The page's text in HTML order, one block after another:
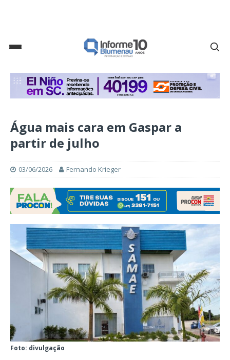
Água mais cara em Gaspar a
partir de julho
03/06/2026 Fernando Krieger
Foto: divulgação